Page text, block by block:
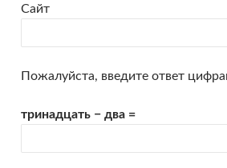
Сайт
Пожалуйста, введите ответ
тринадцать − два =